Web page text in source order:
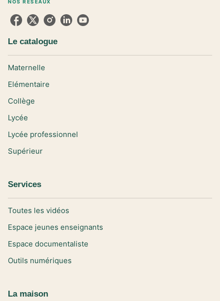
NOS RÉSEAUX
Le catalogue
Maternelle
Elémentaire
Collège
Lycée
Lycée professionnel
Supérieur
Services
Toutes les vidéos
Espace jeunes enseignants
Espace documentaliste
Outils numériques
La maison